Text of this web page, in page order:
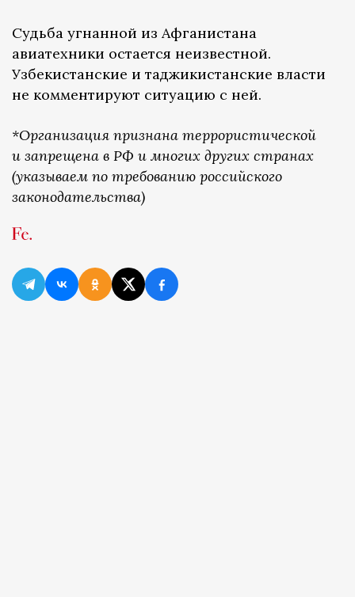
Судьба угнанной из Афганистана
авиатехники остается неизвестной.
Узбекистанcкие и таджикистанские власти
не комментируют ситуацию с ней.
*Организация признана террористической
и запрещена в РФ и многих других странах
(указываем по требованию российского
законодательства)